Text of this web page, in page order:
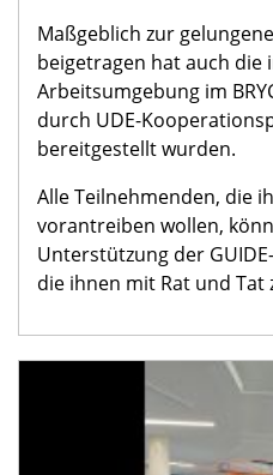
Maßgeblich zur
beigetragen hat auch die
Arbeitsumgebung im
durch UDE-
bereitgestellt wurden.
Alle Teilnehmenden, die
vorantreiben wollen,
Unterstützung der
die ihnen mit Rat und Tat